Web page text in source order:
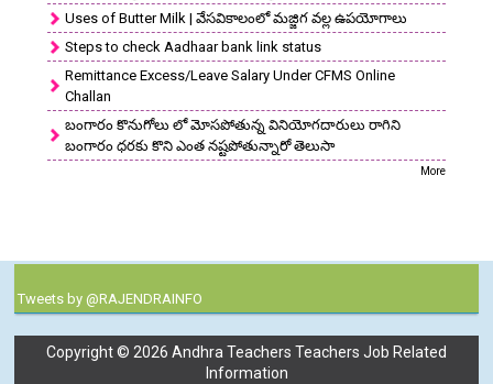
Uses of Butter Milk | వేసవికాలంలో మజ్జిగ వల్ల ఉపయోగాలు
Steps to check Aadhaar bank link status
Remittance Excess/Leave Salary Under CFMS Online
Challan
బంగారం కొనుగోలు లో మోసపోతున్న వినియోగదారులు రాగిని
బంగారం ధరకు కొని ఎంత నష్టపోతున్నారో తెలుసా
More
Tweets by @RAJENDRAINFO
Copyright © 2026 Andhra Teachers Teachers Job Related
Information